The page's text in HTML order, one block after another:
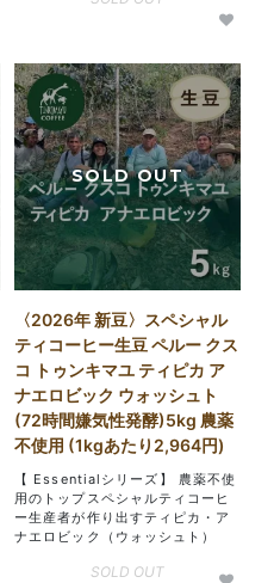
〈2026年 新豆〉スペシャル
ティコーヒー生豆 ペルー クス
コ トゥンキマユ ティピカ ア
ナエロビック ウォッシュト
(72時間嫌気性発酵)5kg 農薬
不使用 (1kgあたり2,964円)
【 Essentialシリーズ】 農薬不使
用のトップスペシャルティコーヒ
ー生産者が作り出すティピカ・ア
ナエロビック（ウォッシュト）
SOLD OUT